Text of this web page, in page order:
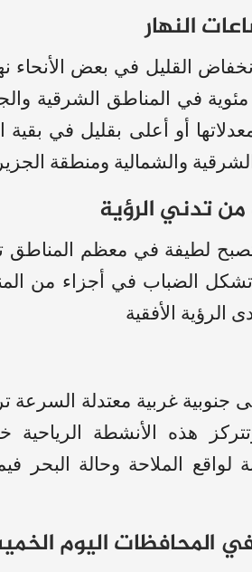
النهار
القليل في بعض الأنحاء
في المناطق الشرقية
أو أعلى بقليل في
والشمالية ومنطقة
من تدني الرؤية
لطيفة في معظم المناطق
الضباب في أجزاء من
الرؤية الأفقية
جنوبية غربية معتدلة
وتتركز هذه الأنشطة
لواقع الملاحة وحالة البحر
في المحافظات اليوم